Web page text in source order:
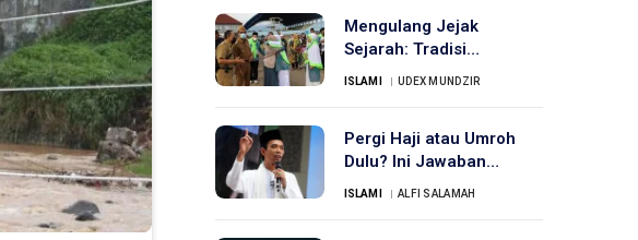
Mengulang Jejak
Sejarah: Tradisi
Mengantar Jamaah Haji
ISLAMI UDEX MUNDZIR
Pergi Haji atau Umroh
Dulu? Ini Jawaban
Ustadz Abdul Somad
ISLAMI ALFI SALAMAH